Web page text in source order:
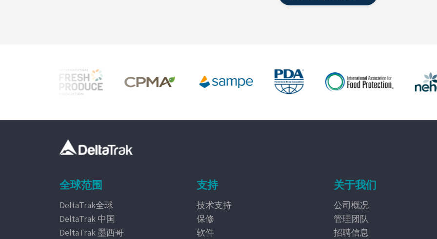
全球范围
DeltaTrak全球
DeltaTrak 中国
DeltaTrak 墨西哥
支持
技术支持
保修
软件
关于我们
公司概况
管理团队
招聘信息